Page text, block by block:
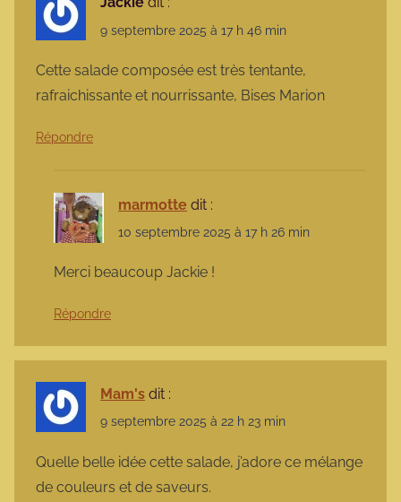
9 septembre 2025 à 17 h 46 min
Cette salade composée est très tentante,
rafraichissante et nourrissante, Bises Marion
Répondre
marmotte dit :
10 septembre 2025 à 17 h 26 min
Merci beaucoup Jackie !
Répondre
Mam's dit :
9 septembre 2025 à 22 h 23 min
Quelle belle idée cette salade, j’adore ce mélange
de couleurs et de saveurs.